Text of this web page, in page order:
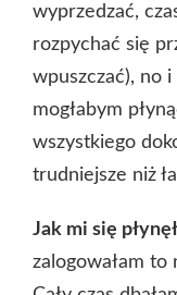
wyprzedzać,
rozpychać się
wpuszczać), no
mogłabym
wszystkiego
trudniejsze niż
Jak mi się
zalogowałam